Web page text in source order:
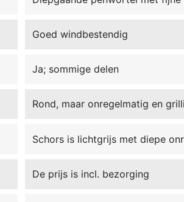
Goed windbestendig
Ja; sommige delen
Rond, maar onregelmatig en
Schors is lichtgrijs met diepe
De prijs is incl. bezorging